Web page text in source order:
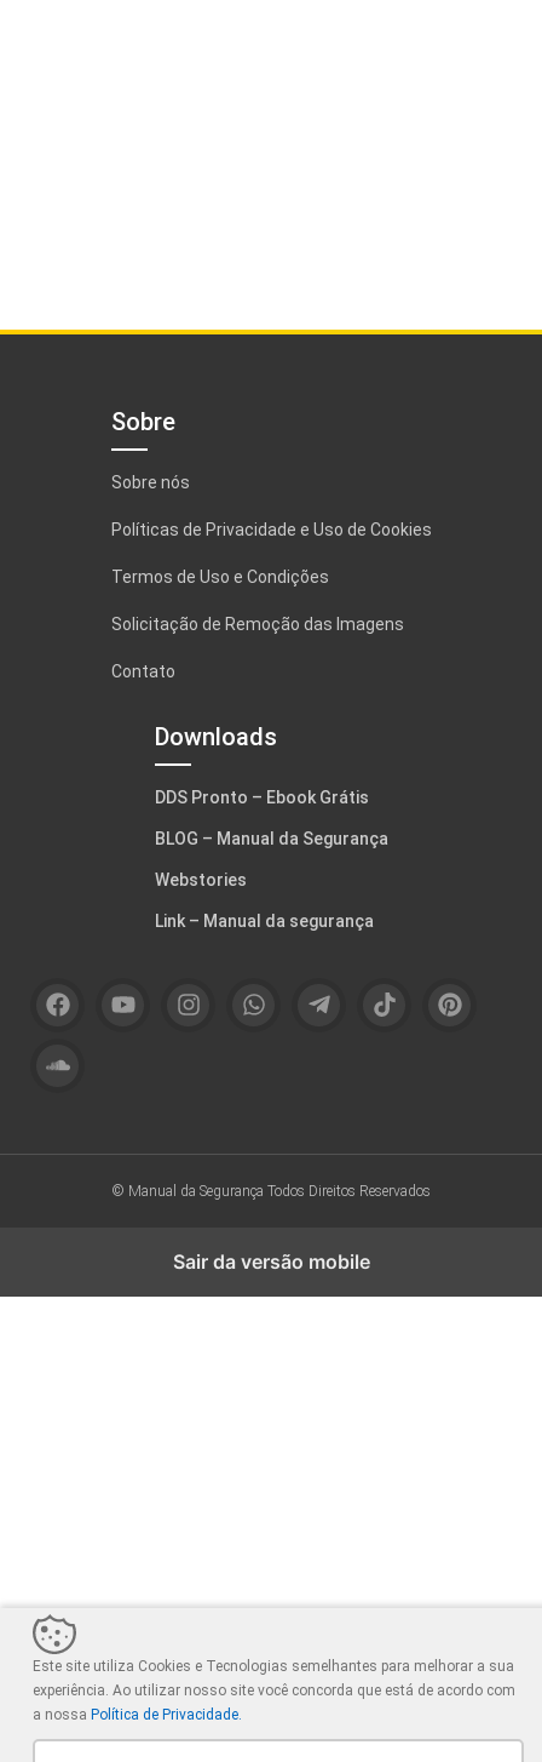
Sobre
Sobre nós
Políticas de Privacidade e Uso de Cookies
Termos de Uso e Condições
Solicitação de Remoção das Imagens
Contato
Downloads
DDS Pronto – Ebook Grátis
BLOG – Manual da Segurança
Webstories
Link – Manual da segurança
© Manual da Segurança Todos Direitos Reservados
Este site utiliza Cookies e Tecnologias semelhantes para melhorar a sua
experiência. Ao utilizar nosso site você concorda que está de acordo com
a nossa Política de Privacidade.
Sair da versão mobile